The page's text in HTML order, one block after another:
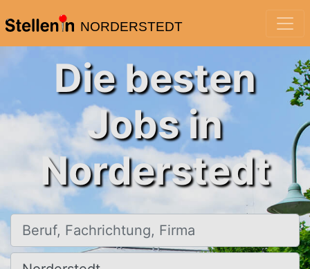
NORDERSTEDT
Die besten
Jobs in
Norderstedt
Beruf, Fachrichtung, Firma
Ort, Stadt